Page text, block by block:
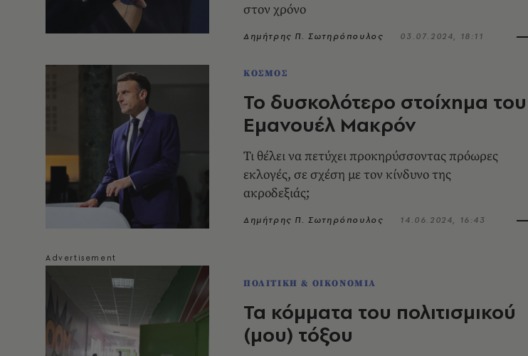
στον χρόνο
Δημήτρης Π. Σωτηρόπουλος 03.07.2024, 18:11
ΚΟΣΜΟΣ
Το δυσκολότερο στοίχημα του
Εμανουέλ Μακρόν
Τι θέλει να πετύχει προκηρύσσοντας πρόωρες
εκλογές, σε σχέση με τον κίνδυνο της
ακροδεξιάς;
Δημήτρης Π. Σωτηρόπουλος 14.06.2024, 16:43
ΠΟΛΙΤΙΚΗ & ΟΙΚΟΝΟΜΙΑ
Τα κόμματα του πολιτισμικού
(μου) τόξου